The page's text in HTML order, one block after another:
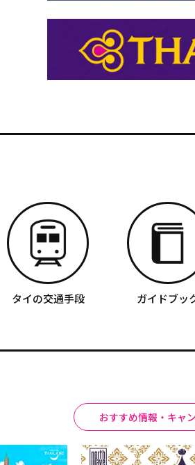
タイの交通手段 ガイドブッ
おすすめ情報・キャ